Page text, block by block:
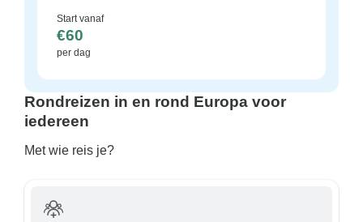
Start vanaf
€60
per dag
Rondreizen in en rond Europa voor
iedereen
Met wie reis je?